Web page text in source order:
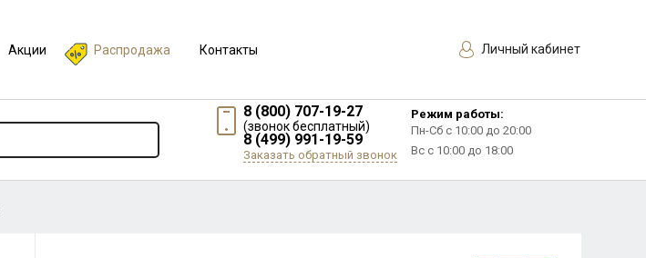
Акции Распродажа Контакты Личный кабинет
8 (800) 707-19-27
(звонок бесплатный)
8 (499) 991-19-59
Заказать обратный звонок
Режим работы:
Пн-Сб с 10:00 до 20:00
Вс с 10:00 до 18:00